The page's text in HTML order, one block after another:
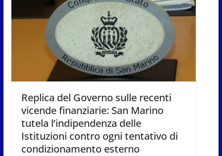
Replica del Governo sulle recenti
vicende finanziarie: San Marino
tutela l’indipendenza delle
Istituzioni contro ogni tentativo di
condizionamento esterno